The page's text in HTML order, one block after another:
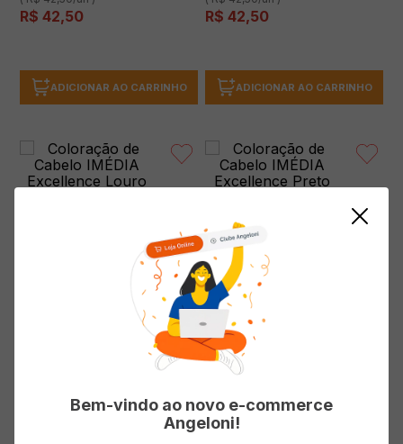
R$ 42,50
ADICIONAR AO CARRINHO
R$ 42,50
ADICIONAR AO CARRINHO
Excellence Louro Muito Claro 9
(0 avaliações)
ADICIONAR AO CARRINHO
Coloração de Cabelo IMÉDIA
Excellence Preto Onix 1
(0 avaliações)
( R$ 42,50/un )
R$ 42
ADICIONAR AO CARRINHO
Bem-vindo ao novo e-commerce
Angeloni!